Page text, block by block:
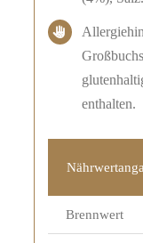
enthalten.
Brennwert